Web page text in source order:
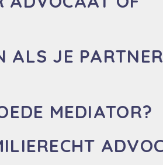
ALS JE
MEDIATOR?